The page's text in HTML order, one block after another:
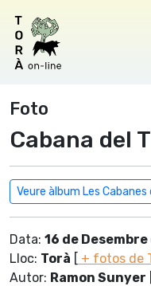
Foto
Cabana del
Veure àlbum Les
Data: 16 de Desembre
Lloc: Torà [ + fotos de
Autor: Ramon Sunyer